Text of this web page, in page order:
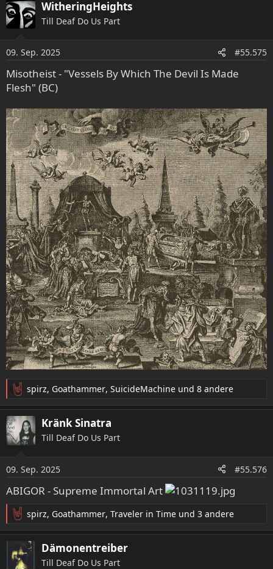
WitheringHeights
Till Deaf Do Us Part
09. Sep. 2025 #55.575
Misotheist - "Vessels By Which The Devil Is Made
Flesh" (BC)
R
e
a
k
t
n
e
n
spirz, Goathammer, SuicideMachine und 8 andere
Kränk Sinatra
Till Deaf Do Us Part
09. Sep. 2025 #55.576
ABIGOR - Supreme Immortal Art
R
e
k
spirz, Goathammer, Traveler in Time und 3 andere
Dämonentreiber
Till Deaf Do Us Part